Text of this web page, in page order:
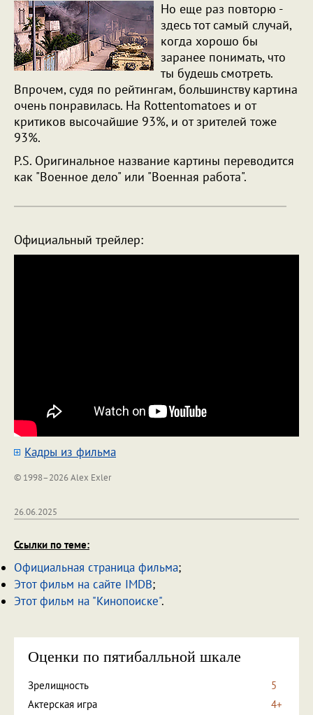
Но еще раз повторю -
здесь тот самый случай,
когда хорошо бы
заранее понимать, что
ты будешь смотреть.
Впрочем, судя по рейтингам, большинству картина
очень понравилась. На Rottentomatoes и от
критиков высочайшие 93%, и от зрителей тоже
93%.
P.S. Оригинальное название картины переводится
как "Военное дело" или "Военная работа".
Официальный трейлер:
Кадры из фильма
© 1998–2026 Alex Exler
26.06.2025
Ссылки по теме:
Официальная страница фильма;
Этот фильм на сайте IMDB;
Этот фильм на "Кинопоиске".
Оценки по пятибалльной шкале
Зрелищность
5
Актерская игра
4+